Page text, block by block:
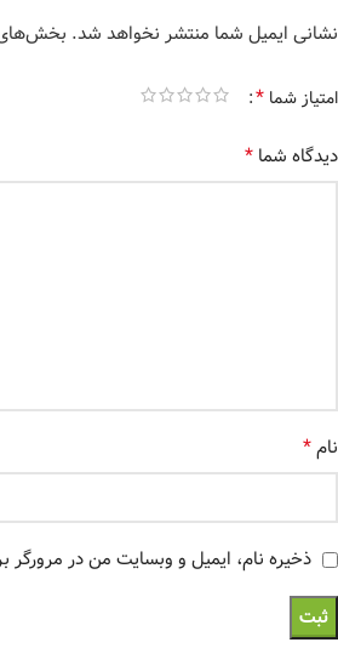
نشانی ایمیل شما منتشر نخواهد شد. بخش‌های
امتیاز شما *
دیدگاه شما *
نام*
ذخیره نام، ایمیل و وبسایت من در مرورگر